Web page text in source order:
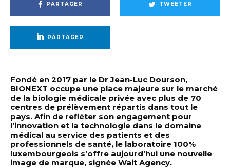
PARTAGER TWEETER
PARTAGER
Fondé en 2017 par le Dr Jean-Luc Dourson,
BIONEXT occupe une place majeure sur le marché
de la biologie médicale privée avec plus de 70
centres de prélèvement répartis dans tout le
pays. Afin de refléter son engagement pour
l’innovation et la technologie dans le domaine
médical au service des patients et des
professionnels de santé, le laboratoire 100%
luxembourgeois s’offre aujourd’hui une nouvelle
image de marque, signée Wait Agency.